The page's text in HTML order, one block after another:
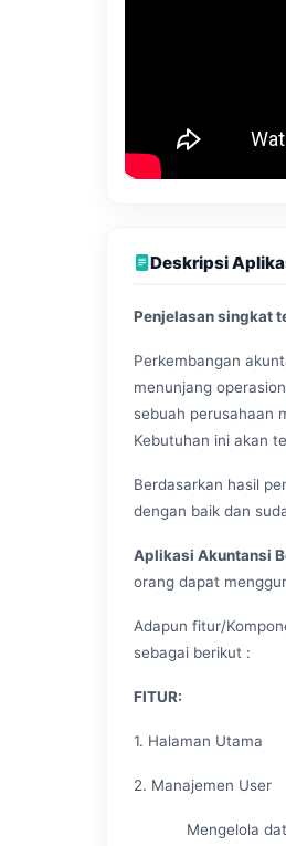
Deskripsi
Penjelasan singkat
Perkembangan
menunjang
sebuah perusahaan
Kebutuhan ini akan
Berdasarkan hasil
dengan baik dan
Aplikasi Akuntansi
orang dapat
Adapun fitur/
sebagai berikut :
FITUR:
1. Halaman Utama
2. Manajemen User
Mengelola